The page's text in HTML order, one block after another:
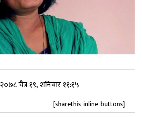
२०७८ चैत्र १९, शनिबार ११:१५
[sharethis-inline-buttons]